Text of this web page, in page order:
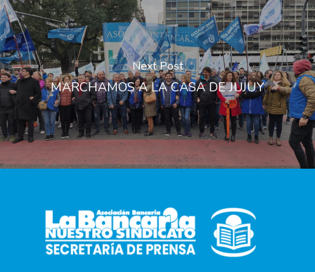
Next Post
MARCHAMOS A LA CASA DE JUJUY